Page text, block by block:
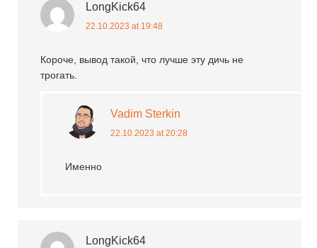
LongKick64
22.10.2023 at 19:48
Короче, вывод такой, что лучше эту дичь не
трогать.
Vadim Sterkin
22.10.2023 at 20:28
Именно
LongKick64